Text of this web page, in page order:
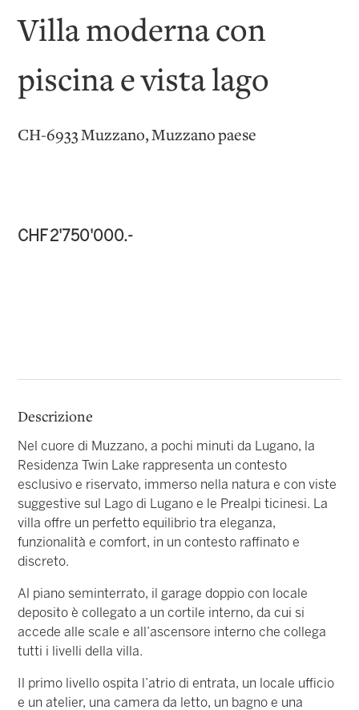
Villa moderna con
piscina e vista lago
CH-6933 Muzzano, Muzzano paese
CHF 2'750'000.-
Descrizione
Nel cuore di Muzzano, a pochi minuti da Lugano, la
Residenza Twin Lake rappresenta un contesto
esclusivo e riservato, immerso nella natura e con viste
suggestive sul Lago di Lugano e le Prealpi ticinesi. La
villa offre un perfetto equilibrio tra eleganza,
funzionalità e comfort, in un contesto raffinato e
discreto.
Al piano seminterrato, il garage doppio con locale
deposito è collegato a un cortile interno, da cui si
accede alle scale e all’ascensore interno che collega
tutti i livelli della villa.
Il primo livello ospita l’atrio di entrata, un locale ufficio
e un atelier, una camera da letto, un bagno e una